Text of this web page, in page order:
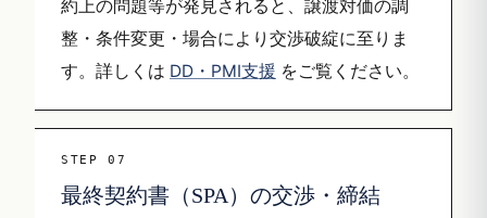
約上の問題等が発見されると、譲渡対価の調
整・条件変更・場合により交渉破綻に至りま
す。詳しくは DD・PMI支援 をご覧ください。
STEP 07
最終契約書（SPA）の交渉・締結